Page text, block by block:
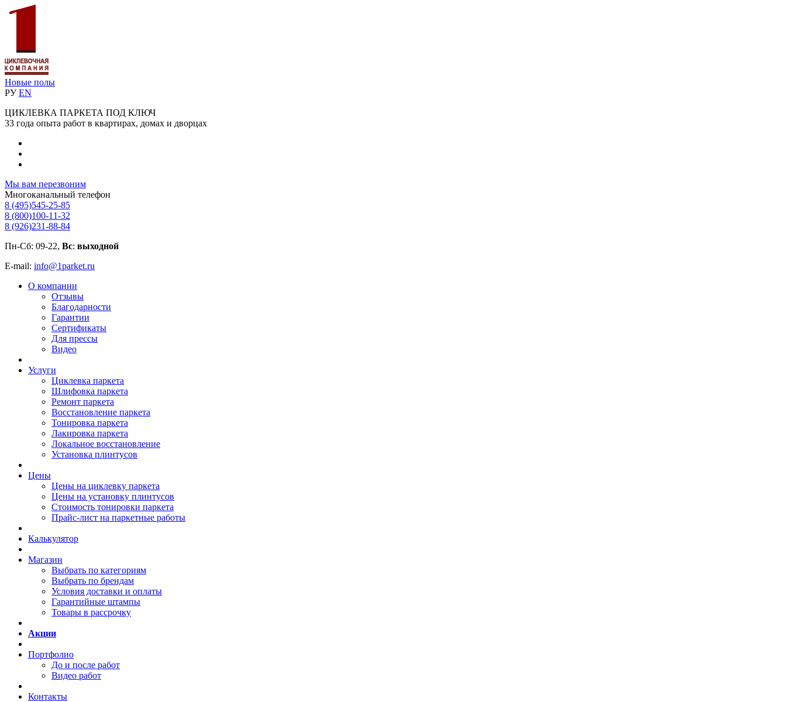
Новые полы
РУ EN
ЦИКЛЕВКА ПАРКЕТА ПОД КЛЮЧ
33 года опыта работ в квартирах, домах и дворцах
Мы вам перезвоним
Многоканальный телефон
8 (495)545-25-85
8 (800)100-11-32
8 (926)231-88-84
Пн-Сб: 09-22, Вс: выходной
E-mail: info@1parket.ru
О компании
Отзывы
Благодарности
Гарантии
Сертификаты
Для прессы
Видео
Услуги
Циклевка паркета
Шлифовка паркета
Ремонт паркета
Восстановление паркета
Тонировка паркета
Лакировка паркета
Локальное восстановление
Установка плинтусов
Цены
Цены на циклевку паркета
Цены на установку плинтусов
Стоимость тонировки паркета
Прайс-лист на паркетные работы
Калькулятор
Магазин
Выбрать по категориям
Выбрать по брендам
Условия доставки и оплаты
Гарантийные штампы
Товары в рассрочку
Акции
Портфолио
До и после работ
Видео работ
Контакты